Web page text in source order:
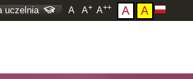
uczelnia A A+ A++ A A